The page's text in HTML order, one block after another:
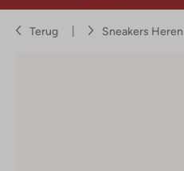
Terug Sneakers Heren